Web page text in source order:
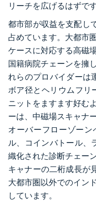
リーチを広げるはずです
都市部が収益を支配し
占めています。大都市
ケースに対応する高磁
国籍病院チェーンを擁
れらのプロバイダーは
ボア径とヘリウムフリ
ニットをますます好む
ーは、中磁場スキャナ
オーバーフローゾー
ル、コインバトール、
織化された診断チェー
キャナーの二桁成長が
大都市圏以外でのイン
しています。